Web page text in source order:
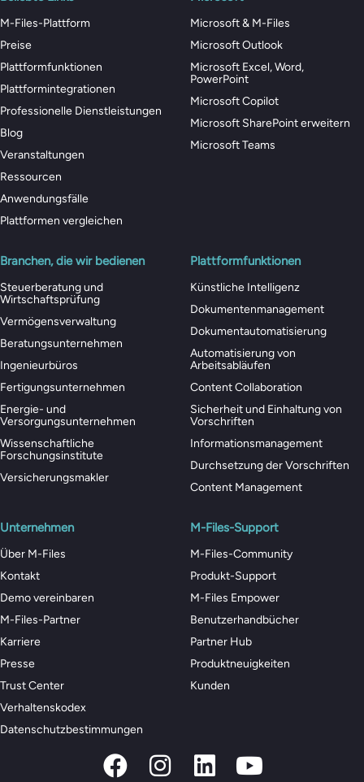
M-Files-Plattform
Preise
Plattformfunktionen
Plattformintegrationen
Professionelle Dienstleistungen
Blog
Veranstaltungen
Ressourcen
Anwendungsfälle
Plattformen vergleichen
Microsoft & M-Files
Microsoft Outlook
Microsoft Excel, Word,
PowerPoint
Microsoft Copilot
Microsoft SharePoint erweitern
Microsoft Teams
Branchen, die wir bedienen
Steuerberatung und
Wirtschaftsprüfung
Vermögensverwaltung
Beratungsunternehmen
Ingenieurbüros
Fertigungsunternehmen
Energie- und
Versorgungsunternehmen
Wissenschaftliche
Forschungsinstitute
Versicherungsmakler
Plattformfunktionen
Künstliche Intelligenz
Dokumentenmanagement
Dokumentautomatisierung
Automatisierung von
Arbeitsabläufen
Content Collaboration
Sicherheit und Einhaltung von
Vorschriften
Informationsmanagement
Durchsetzung der Vorschriften
Content Management
Unternehmen
Über M-Files
Kontakt
Demo vereinbaren
M-Files-Partner
Karriere
Presse
Trust Center
Verhaltenskodex
Datenschutzbestimmungen
M-Files-Support
M-Files-Community
Produkt-Support
M-Files Empower
Benutzerhandbücher
Partner Hub
Produktneuigkeiten
Kunden